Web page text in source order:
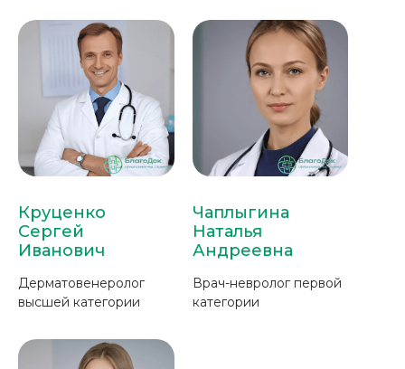
Круценко
Сергей
Иванович
Дерматовенеролог
высшей категории
Чаплыгина
Наталья
Андреевна
Врач-невролог первой
категории